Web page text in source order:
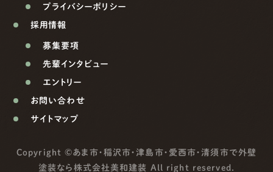
プライバシーポリシー
採用情報
募集要項
先輩インタビュー
エントリー
お問い合わせ
サイトマップ
Copyright ©あま市・稲沢市・津島市・愛西市・清須市で外壁
塗装なら株式会社美和建装 All right reserved.